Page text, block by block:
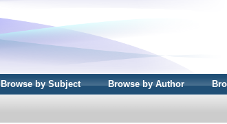
Browse by Subject Browse by Author